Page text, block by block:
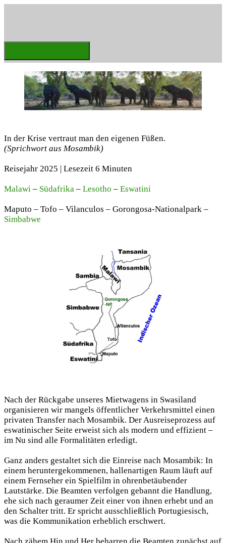
Weltenbummler
In der Krise vertraut man den eigenen Füßen.
(Sprichwort aus Mosambik)
Reisejahr 2025 | Lesezeit 6 Minuten
Malawi – Südafrika – Lesotho – Eswatini
Maputo – Tofo – Vilanculos – Gorongosa-Nationalpark –
Simbabwe
Nach der Rückgabe unseres Mietwagens in Swasiland
organisieren wir mangels öffentlicher Verkehrsmittel einen
privaten Transfer nach Mosambik. Der Ausreiseprozess auf
eswatinischer Seite erweist sich als modern und effizient –
im Nu sind alle Formalitäten erledigt.
Ganz anders gestaltet sich die Einreise nach Mosambik: In
einem heruntergekommenen, hallenartigen Raum läuft auf
einem Fernseher ein Spielfilm in ohrenbetäubender
Lautstärke. Die Beamten verfolgen gebannt die Handlung,
ehe sich nach geraumer Zeit einer von ihnen erhebt und an
den Schalter tritt. Er spricht ausschließlich Portugiesisch,
was die Kommunikation erheblich erschwert.